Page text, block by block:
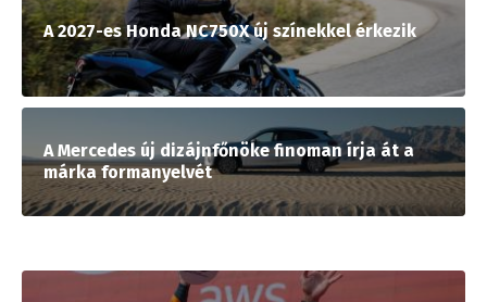
A 2027-es Honda NC750X új színekkel érkezik
A Mercedes új dizájnfőnöke finoman írja át a
márka formanyelvét